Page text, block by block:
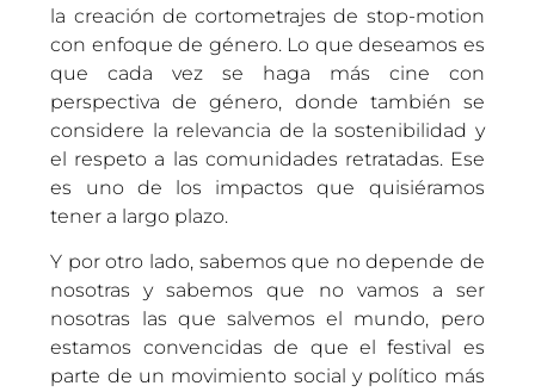
la creación de cortometrajes de stop-motion
con enfoque de género. Lo que deseamos es
que cada vez se haga más cine con
perspectiva de género, donde también se
considere la relevancia de la sostenibilidad y
el respeto a las comunidades retratadas. Ese
es uno de los impactos que quisiéramos
tener a largo plazo.
Y por otro lado, sabemos que no depende de
nosotras y sabemos que no vamos a ser
nosotras las que salvemos el mundo, pero
estamos convencidas de que el festival es
parte de un movimiento social y político más